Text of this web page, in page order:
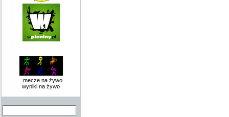
mecze na żywo
wyniki na żywo